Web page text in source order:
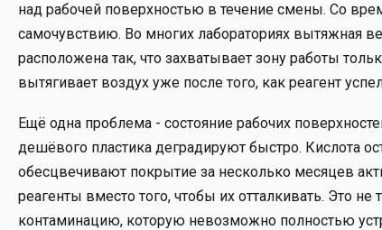
над рабочей поверхностью в течение смены. Со
самочувствию. Во многих лабораториях вытяжная
расположена так, что захватывает зону работы
вытягивает воздух уже после того, как реагент
Ещё одна проблема - состояние рабочих
дешёвого пластика деградируют быстро. Кислота
обесцвечивают покрытие за несколько месяцев
реагенты вместо того, чтобы их отталкивать. Это
контаминацию, которую невозможно полностью